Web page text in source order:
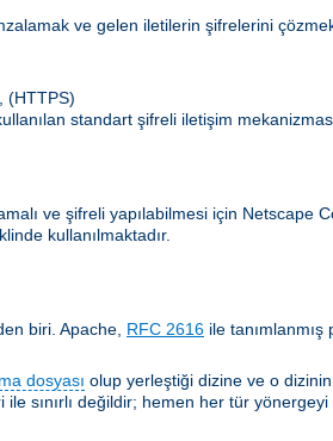
ve gelen iletilerin şifrelerini
(HTTPS)
standart şifreli iletişim
ve şifreli yapılabilmesi için
kullanılmaktadır.
biri. Apache, RFC 2616 ile
dosyası olup yerleştiği dizine ve o
sınırlı değildir; hemen her tür yönergeyi